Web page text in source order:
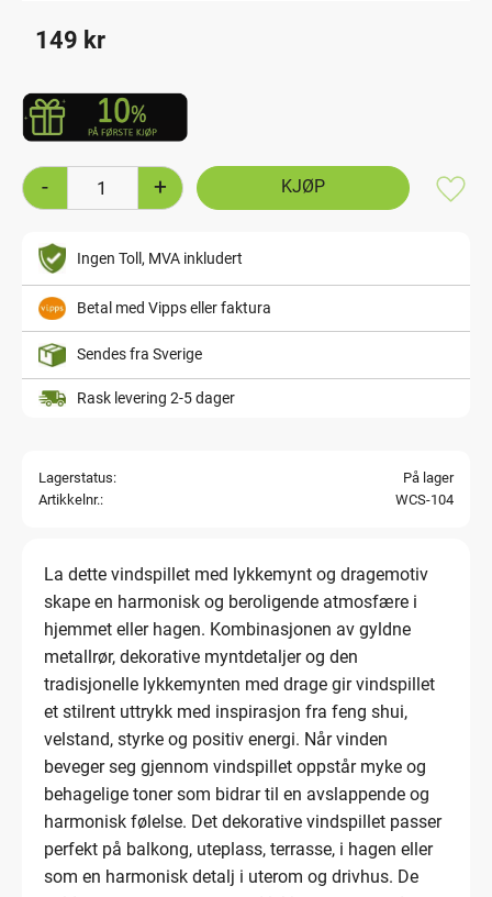
149 kr
+
-
Ingen Toll, MVA inkludert
Betal med Vipps eller faktura
Sendes fra Sverige
Rask levering 2-5 dager
Lagerstatus
På lager
Artikkelnr.
WCS-104
La dette vindspillet med lykkemynt og dragemotiv
skape en harmonisk og beroligende atmosfære i
hjemmet eller hagen. Kombinasjonen av gyldne
metallrør, dekorative myntdetaljer og den
tradisjonelle lykkemynten med drage gir vindspillet
et stilrent uttrykk med inspirasjon fra feng shui,
velstand, styrke og positiv energi. Når vinden
beveger seg gjennom vindspillet oppstår myke og
behagelige toner som bidrar til en avslappende og
harmonisk følelse. Det dekorative vindspillet passer
perfekt på balkong, uteplass, terrasse, i hagen eller
som en harmonisk detalj i uterom og drivhus. De